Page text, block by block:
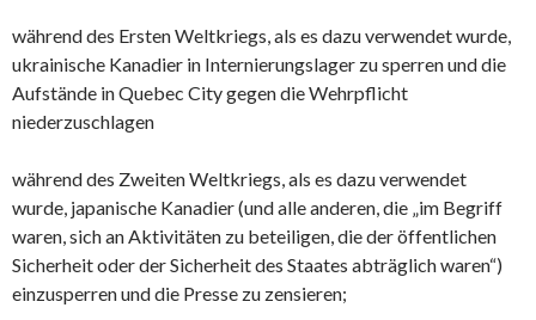
während des Ersten Weltkriegs, als es dazu verwendet wurde,
ukrainische Kanadier in Internierungslager zu sperren und die
Aufstände in Quebec City gegen die Wehrpflicht
niederzuschlagen
während des Zweiten Weltkriegs, als es dazu verwendet
wurde, japanische Kanadier (und alle anderen, die „im Begriff
waren, sich an Aktivitäten zu beteiligen, die der öffentlichen
Sicherheit oder der Sicherheit des Staates abträglich waren“)
einzusperren und die Presse zu zensieren;